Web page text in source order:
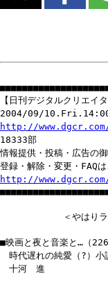
【日刊デジタルクリ
2004/09/10.Fri.14:00
http://
18333部
情報提供・投稿・広告
登録・解除・変更・FAQは
http://
＜やはりラリージ
■映画と夜と音楽と…（226
時代遅れの純愛（?）小
十河 進